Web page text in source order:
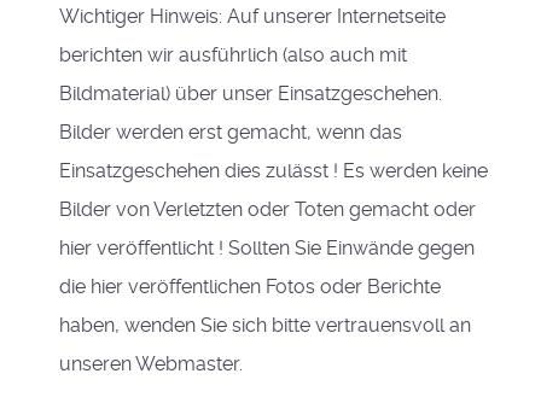
Wichtiger Hinweis: Auf unserer Internetseite
berichten wir ausführlich (also auch mit
Bildmaterial) über unser Einsatzgeschehen.
Bilder werden erst gemacht, wenn das
Einsatzgeschehen dies zulässt ! Es werden keine
Bilder von Verletzten oder Toten gemacht oder
hier veröffentlicht ! Sollten Sie Einwände gegen
die hier veröffentlichen Fotos oder Berichte
haben, wenden Sie sich bitte vertrauensvoll an
unseren Webmaster.